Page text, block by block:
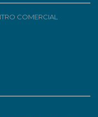
COMERCIAL